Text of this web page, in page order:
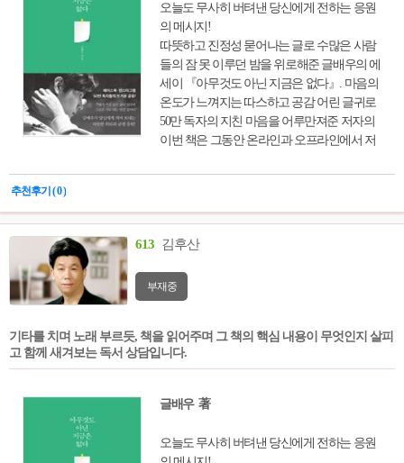
오늘도 무사히 버텨낸 당신에게 전하는 응원
의 메시지!
따뜻하고 진정성 묻어나는 글로 수많은 사람
들의 잠 못 이루던 밤을 위로해준 글배우의 에
세이 『아무것도 아닌 지금은 없다』. 마음의
온도가 느껴지는 따스하고 공감 어린 글귀로
50만 독자의 지친 마음을 어루만져준 저자의
이번 책은 그동안 온라인과 오프라인에서 저
엮은 것이다. 담벼락에, 전봇대에 직접 써 붙
람들의 마음을 어루만져주었던 글들, 100회
이상의 강연에서 들려주었던 위로와 희망의
메시지들 가운데 뜨거운 반응을 끌어냈던 주
옥같은 글귀들을 담았다. 자존감, 진로와 꿈,
삶의 방향, 인간관계, 걱정과 고민을 줄이는
로 자기 자신의 이야기라 느낄 만한 내용으로
가득 차 있다.
추천후기 ( 0 )
613 김후산
부재중
기타를 치며 노래 부르듯, 책을 읽어주며 그 책의 핵심 내용이 무엇인지 살피
고 함께 새겨보는 독서 상담입니다.
글배우 著
오늘도 무사히 버텨낸 당신에게 전하는 응원